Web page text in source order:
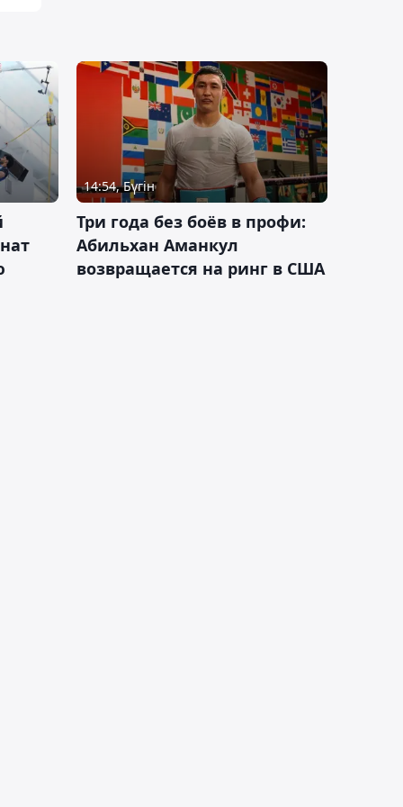
14:54, Бүгін
Три года без боёв в профи:
Абильхан Аманкул
возвращается на ринг в США